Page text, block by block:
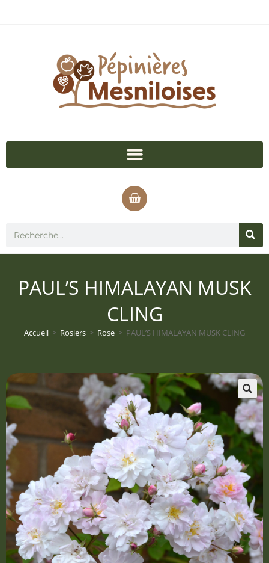
PAUL’S HIMALAYAN MUSK
CLING
Accueil > Rosiers > Rose > PAUL’S HIMALAYAN MUSK CLING